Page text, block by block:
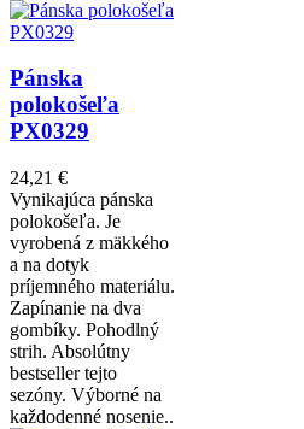
Pánska
polokošeľa
PX0329
24,21 €
Vynikajúca pánska
polokošeľa. Je
vyrobená z mäkkého
a na dotyk
príjemného materiálu.
Zapínanie na dva
gombíky. Pohodlný
strih. Absolútny
bestseller tejto
sezóny. Výborné na
každodenné nosenie..